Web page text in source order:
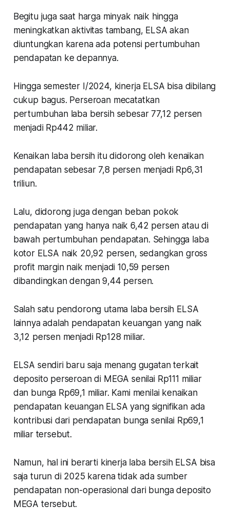
Begitu juga saat harga minyak naik hingga
meningkatkan aktivitas tambang, ELSA akan
diuntungkan karena ada potensi pertumbuhan
pendapatan ke depannya.
Hingga semester I/2024, kinerja ELSA bisa dibilang
cukup bagus. Perseroan mecatatkan
pertumbuhan laba bersih sebesar 77,12 persen
menjadi Rp442 miliar.
Kenaikan laba bersih itu didorong oleh kenaikan
pendapatan sebesar 7,8 persen menjadi Rp6,31
triliun.
Lalu, didorong juga dengan beban pokok
pendapatan yang hanya naik 6,42 persen atau di
bawah pertumbuhan pendapatan. Sehingga laba
kotor ELSA naik 20,92 persen, sedangkan gross
profit margin naik menjadi 10,59 persen
dibandingkan dengan 9,44 persen.
Salah satu pendorong utama laba bersih ELSA
lainnya adalah pendapatan keuangan yang naik
3,12 persen menjadi Rp128 miliar.
ELSA sendiri baru saja menang gugatan terkait
deposito perseroan di MEGA senilai Rp111 miliar
dan bunga Rp69,1 miliar. Kami menilai kenaikan
pendapatan keuangan ELSA yang signifikan ada
kontribusi dari pendapatan bunga senilai Rp69,1
miliar tersebut.
Namun, hal ini berarti kinerja laba bersih ELSA bisa
saja turun di 2025 karena tidak ada sumber
pendapatan non-operasional dari bunga deposito
MEGA tersebut.